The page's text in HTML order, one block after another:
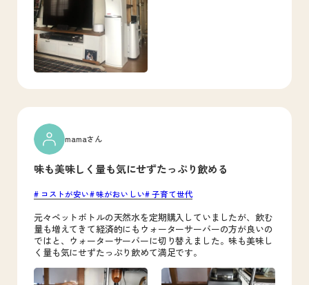
味も美味しく量も気にせずたっぷり飲める
コストが安い 味がおいしい 子育て世代
mamaさん
元々ペットボトルの天然水を定期購入していましたが、飲む
量も増えてきて経済的にもウォーターサーバーの方が良いの
ではと、ウォーターサーバーに切り替えました。味も美味し
く量も気にせずたっぷり飲めて満足です。